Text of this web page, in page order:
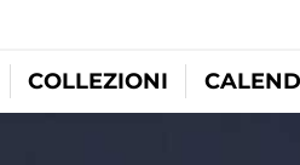
COLLEZIONI